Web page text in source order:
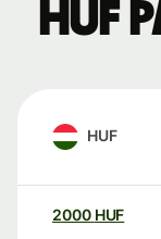
HUF
HUF
2000 HUF